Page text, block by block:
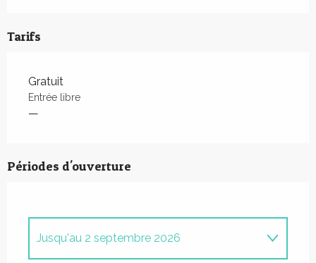
Tarifs
Gratuit
Entrée libre
—
Périodes d'ouverture
Jusqu'au 2 septembre 2026